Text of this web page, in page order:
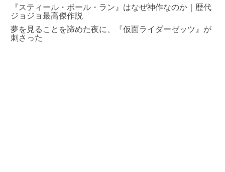
『スティール・ボール・ラン』はなぜ神作なのか｜歴代
ジョジョ最高傑作説
夢を見ることを諦めた夜に、『仮面ライダーゼッツ』が
刺さった